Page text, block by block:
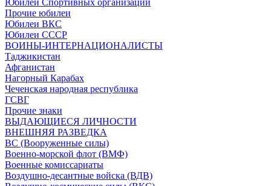
Юбилеи Спортивных организаций
Прочие юбилеи
Юбилеи ВКС
Юбилеи СССР
ВОИНЫ-ИНТЕРНАЦИОНАЛИСТЫ
Таджикистан
Афганистан
Нагорный Карабах
Чеченская народная республика
ГСВГ
Прочие знаки
ВЫДАЮЩИЕСЯ ЛИЧНОСТИ
ВНЕШНЯЯ РАЗВЕДКА
ВС (Вооруженные силы)
Военно-морской флот (ВМФ)
Военные комиссариаты
Воздушно-десантные войска (ВДВ)